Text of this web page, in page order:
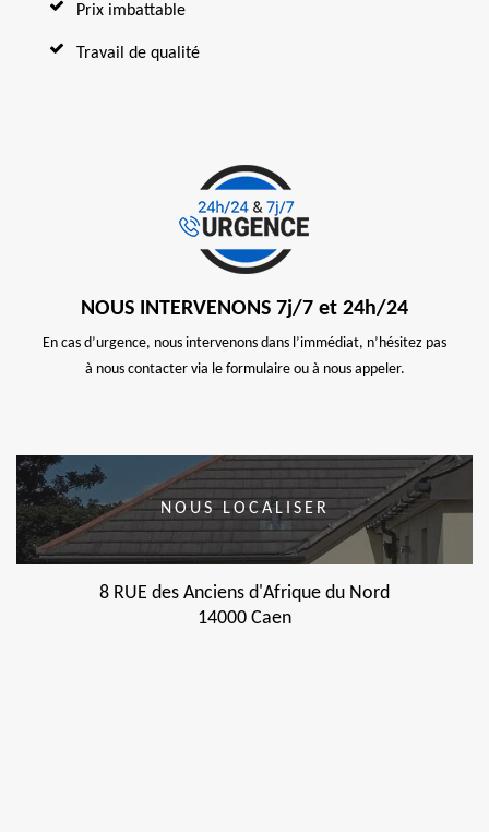
Prix imbattable
Travail de qualité
NOUS INTERVENONS 7j/7 et 24h/24
En cas d’urgence, nous intervenons dans l’immédiat, n’hésitez pas
à nous contacter via le formulaire ou à nous appeler.
NOUS LOCALISER
8 RUE des Anciens d'Afrique du Nord
14000 Caen